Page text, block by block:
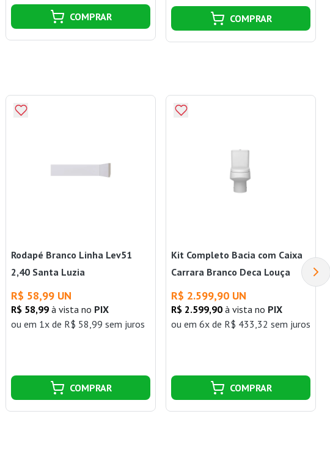
COMPRAR COMPRAR
Rodapé Branco Linha Lev51
2,40 Santa Luzia
R$ 58,99 UN
R$ 58,99 à vista no PIX
ou em 1x de R$ 58,99 sem juros
COMPRAR
Kit Completo Bacia com Caixa
Carrara Branco Deca Louça
R$ 2.599,90 UN
R$ 2.599,90 à vista no PIX
ou em 6x de R$ 433,32 sem juros
COMPRAR